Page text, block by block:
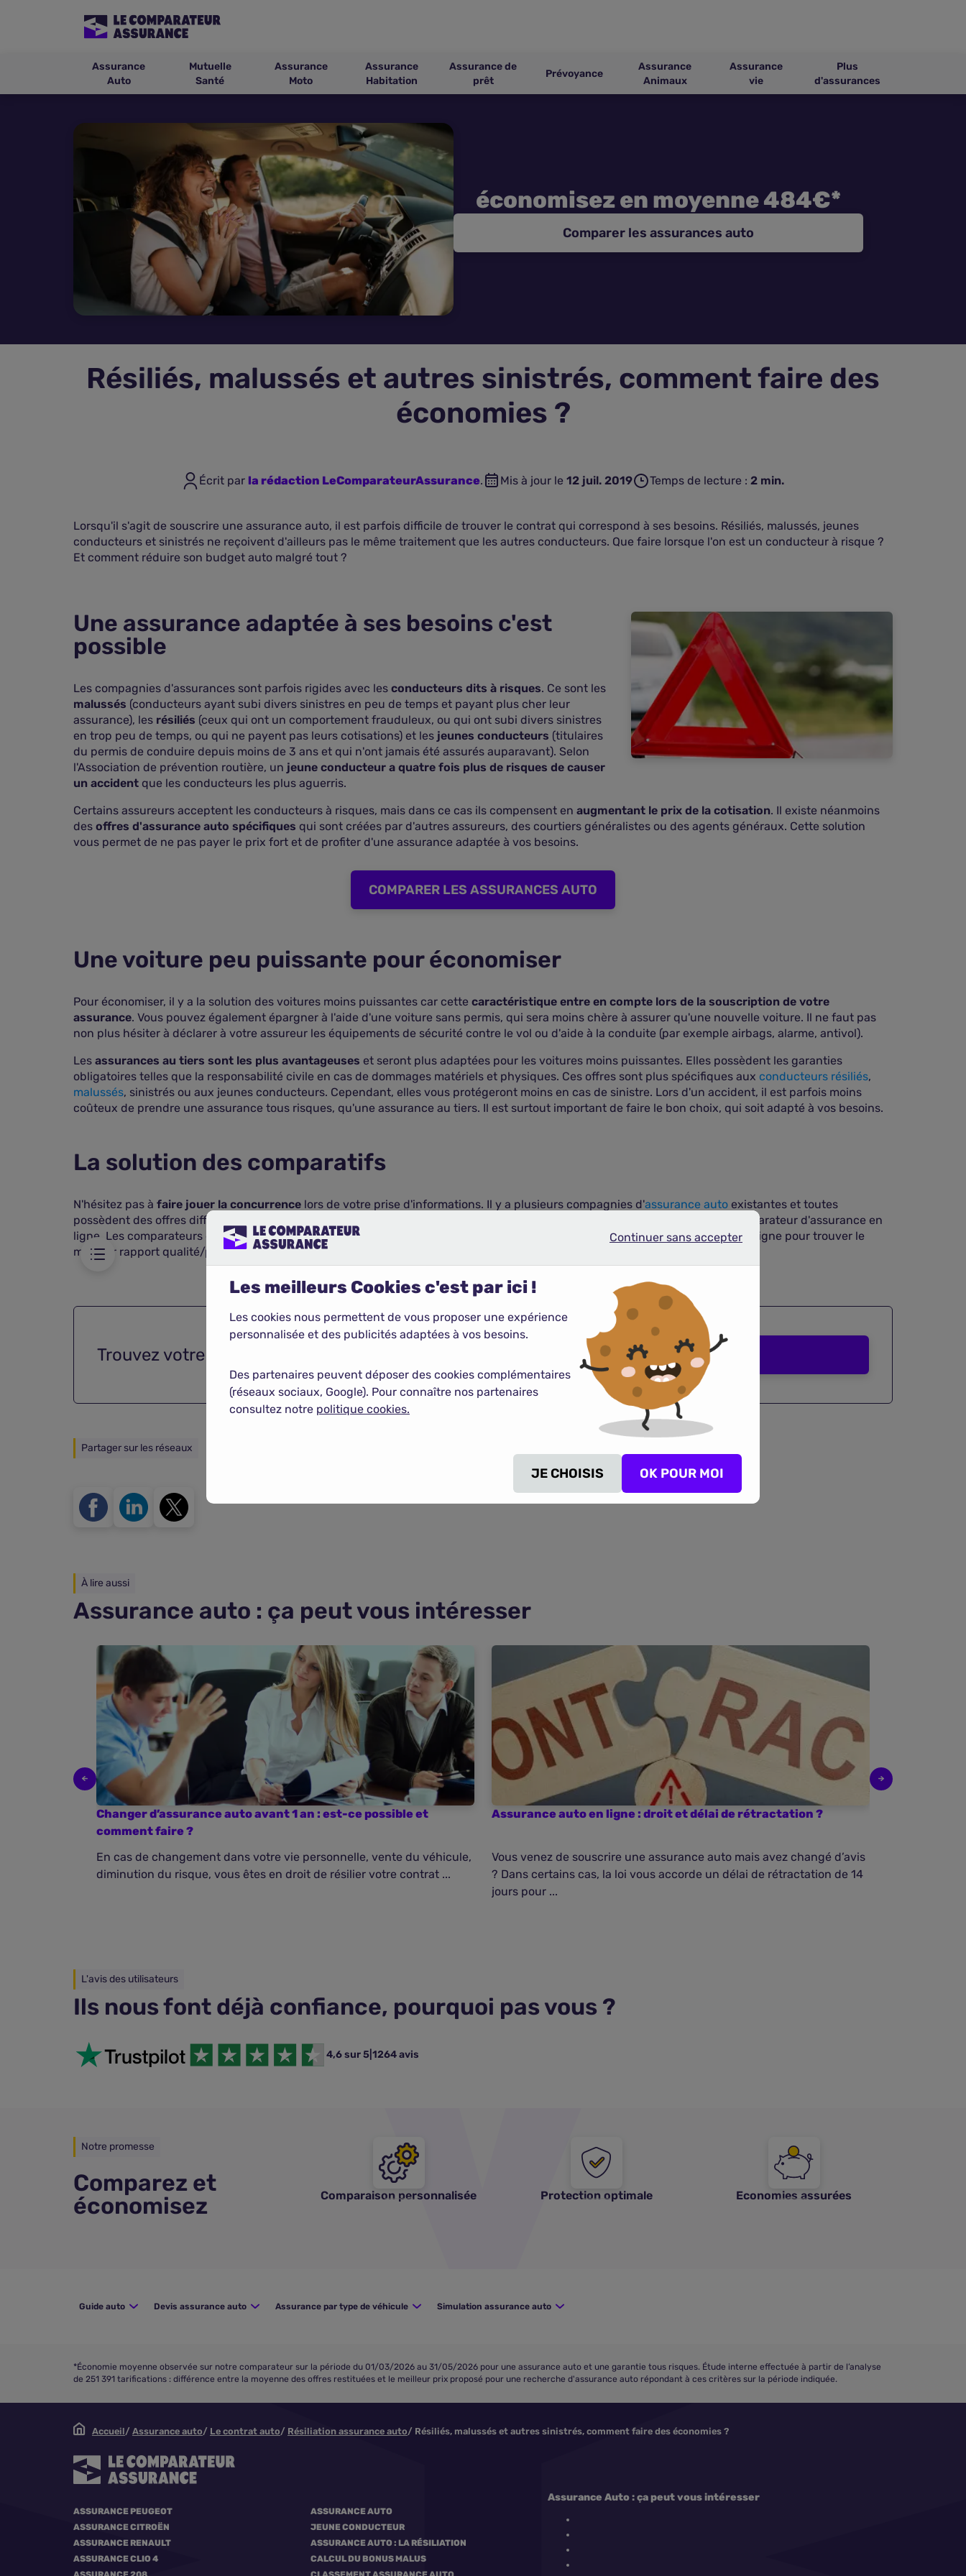
Assurance
Auto
Mutuelle
Santé
Assurance
Moto
Assurance
Habitation
Assurance de
prêt
Prévoyance
Assurance
Animaux
Assurance
vie
Plus
d'assurances
économisez en moyenne 484€*
Comparer les assurances auto
Résiliés, malussés et autres sinistrés, comment faire des
économies ?
Écrit par la rédaction LeComparateurAssurance. Mis à jour le 12 juil. 2019 Temps de lecture : 2 min.
Lorsqu'il s'agit de souscrire une assurance auto, il est parfois difficile de trouver le contrat qui correspond à ses besoins. Résiliés, malussés, jeunes
conducteurs et sinistrés ne reçoivent d'ailleurs pas le même traitement que les autres conducteurs. Que faire lorsque l'on est un conducteur à risque ?
Et comment réduire son budget auto malgré tout ?
Une assurance adaptée à ses besoins c'est
possible
Les compagnies d'assurances sont parfois rigides avec les conducteurs dits à risques. Ce sont les
malussés (conducteurs ayant subi divers sinistres en peu de temps et payant plus cher leur
assurance), les résiliés (ceux qui ont un comportement frauduleux, ou qui ont subi divers sinistres
en trop peu de temps, ou qui ne payent pas leurs cotisations) et les jeunes conducteurs (titulaires
du permis de conduire depuis moins de 3 ans et qui n'ont jamais été assurés auparavant). Selon
l'Association de prévention routière, un jeune conducteur a quatre fois plus de risques de causer
un accident que les conducteurs les plus aguerris.
Certains assureurs acceptent les conducteurs à risques, mais dans ce cas ils compensent en augmentant le prix de la cotisation. Il existe néanmoins
des offres d'assurance auto spécifiques qui sont créées par d'autres assureurs, des courtiers généralistes ou des agents généraux. Cette solution
vous permet de ne pas payer le prix fort et de profiter d'une assurance adaptée à vos besoins.
COMPARER LES ASSURANCES AUTO
Une voiture peu puissante pour économiser
Pour économiser, il y a la solution des voitures moins puissantes car cette caractéristique entre en compte lors de la souscription de votre
assurance. Vous pouvez également épargner à l'aide d'une voiture sans permis, qui sera moins chère à assurer qu'une nouvelle voiture. Il ne faut pas
non plus hésiter à déclarer à votre assureur les équipements de sécurité contre le vol ou d'aide à la conduite (par exemple airbags, alarme, antivol).
Les assurances au tiers sont les plus avantageuses et seront plus adaptées pour les voitures moins puissantes. Elles possèdent les garanties
obligatoires telles que la responsabilité civile en cas de dommages matériels et physiques. Ces offres sont plus spécifiques aux conducteurs résiliés,
malussés, sinistrés ou aux jeunes conducteurs. Cependant, elles vous protégeront moins en cas de sinistre. Lors d'un accident, il est parfois moins
coûteux de prendre une assurance tous risques, qu'une assurance au tiers. Il est surtout important de faire le bon choix, qui soit adapté à vos besoins.
La solution des comparatifs
N'hésitez pas à faire jouer la concurrence lors de votre prise d'informations. Il y a plusieurs compagnies d'assurance auto existantes et toutes
possèdent des offres différentes en matière de contrat. Bien que leur nombre soit élevé, vous pouvez aussi passer par un comparateur d'assurance en
ligne. Les comparateurs d'assurance sontimpartiaux et gratuits
. Il vous suffit uniquement de répondre à un questionnaire en ligne pour trouver le
meilleur rapport qualité/prix en ce qui concerne votre assurance, tout en répondant à vos besoins spécifiques.
Trouvez votre Comparer
Partager sur les réseaux
À lire aussi
Assurance auto : ça peut vous intéresser
Changer d’assurance auto avant 1 an : est-ce possible et
comment faire ?
En cas de changement dans votre vie personnelle, vente du véhicule,
diminution du risque, vous êtes en droit de résilier votre contrat ...
Assurance auto en ligne : droit et délai de rétractation ?
Vous venez de souscrire une assurance auto mais avez changé d’avis
? Dans certains cas, la loi vous accorde un délai de rétractation de 14
jours pour ...
L'avis des utilisateurs
Ils nous font déjà confiance, pourquoi pas vous ?
4,6 sur 5 1264 avis
Notre promesse
Comparez et
économisez
Comparaison personnalisée Protection optimale Economies assurées
Guide auto Devis assurance auto Assurance par type de véhicule Simulation assurance auto
*Économie moyenne observée sur notre comparateur sur la période du 01/03/2026 au 31/05/2026 pour une assurance auto et une garantie tous risques. Étude interne effectuée à partir de l’analyse
de 251 391 tarifications : différence entre la moyenne des offres restituées et le meilleur prix proposé pour une recherche d'assurance auto répondant à ces critères sur la période indiquée.
Accueil Assurance auto Le contrat auto Résiliation assurance auto Résiliés, malussés et autres sinistrés, comment faire des économies ?
ASSURANCE PEUGEOT
ASSURANCE CITROËN
ASSURANCE RENAULT
ASSURANCE CLIO 4
ASSURANCE AUTO
JEUNE CONDUCTEUR
ASSURANCE AUTO : LA RÉSILIATION
CALCUL DU BONUS MALUS
Assurance Auto : ça peut vous intéresser
Continuer sans accepter
Les meilleurs Cookies c'est par ici !
Les cookies nous permettent de vous proposer une expérience
personnalisée et des publicités adaptées à vos besoins.
Des partenaires peuvent déposer des cookies complémentaires
(réseaux sociaux, Google). Pour connaître nos partenaires
consultez notre politique cookies.
JE CHOISIS OK POUR MOI
Continuer sans accepter